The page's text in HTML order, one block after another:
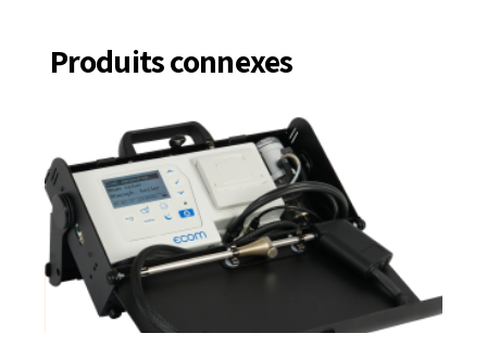
Produits connexes